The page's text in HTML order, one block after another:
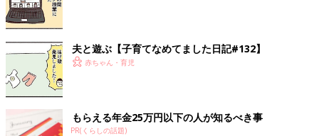
夫と遊ぶ【子育てなめてました日記#132】
赤ちゃん・育児
もらえる年金25万円以下の人が知るべき事
PR(くらしの話題)